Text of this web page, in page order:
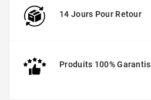
14 Jours Pour Retour
Produits 100% Garantis